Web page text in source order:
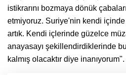
istikrarını bozmaya dönük
etmiyoruz. Suriye'nin kendi
artık. Kendi içlerinde güzelce
anayasayı şekillendirdiklerinde
kalmış olacaktır diye inanıyorum".